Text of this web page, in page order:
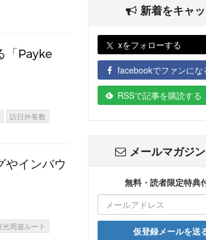
「Payke
訪日外客数
やインバウ
光周遊ルート
新着をキャ
xをフォローする
facebookでファンにな
RSSで記事を購読する
メールマガジ
無料・読者限定特典
仮登録メールを送